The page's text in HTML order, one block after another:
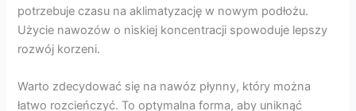
potrzebuje czasu na aklimatyzację w nowym podłożu.
Użycie nawozów o niskiej koncentracji spowoduje lepszy
rozwój korzeni.
Warto zdecydować się na nawóz płynny, który można
łatwo rozcieńczyć. To optymalna forma, aby uniknąć